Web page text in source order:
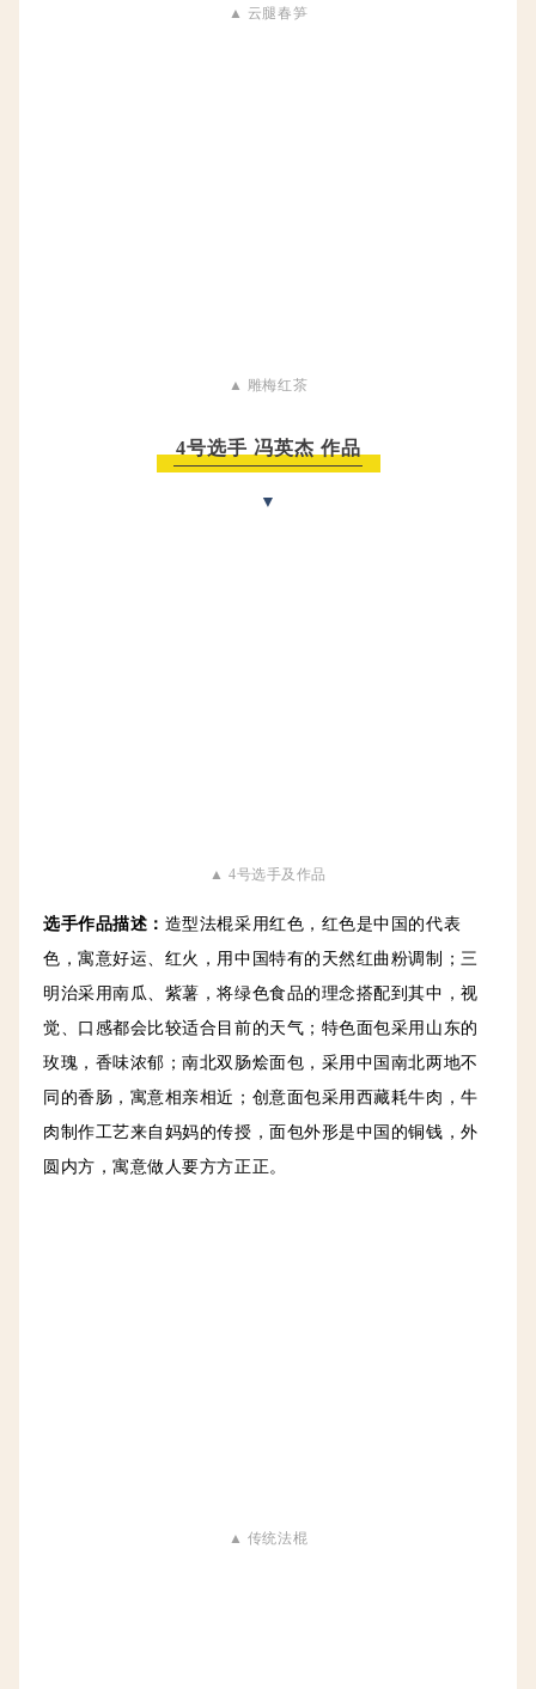
▲ 云腿春笋
▲ 雕梅红茶
4号选手 冯英杰 作品
▼
▲ 4号选手及作品
选手作品描述 ： 造型法棍采用红色，红色是中国的代表
色，寓意好运、红火，用中国特有的天然红曲粉调制；三
明治采用南瓜、紫薯，将绿色食品的理念搭配到其中，视
觉、口感都会比较适合目前的天气； 特色面包采用山东的
玫瑰，香味浓郁；南北双肠烩面包，采用中国南北两地不
同的香肠，寓意相亲相近；创意面包采用西藏耗牛肉，牛
肉制作工艺来自妈妈的传授，面包外形是中国的铜钱，外
圆内方，寓意做人要方方正正。
▲ 传统法棍